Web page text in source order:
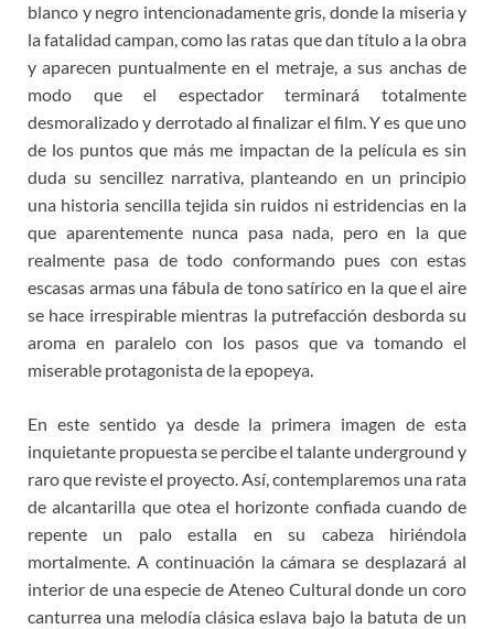
blanco y negro intencionadamente gris, donde la miseria y
la fatalidad campan, como las ratas que dan título a la obra
y aparecen puntualmente en el metraje, a sus anchas de
modo que el espectador terminará totalmente
desmoralizado y derrotado al finalizar el film. Y es que uno
de los puntos que más me impactan de la película es sin
duda su sencillez narrativa, planteando en un principio
una historia sencilla tejida sin ruidos ni estridencias en la
que aparentemente nunca pasa nada, pero en la que
realmente pasa de todo conformando pues con estas
escasas armas una fábula de tono satírico en la que el aire
se hace irrespirable mientras la putrefacción desborda su
aroma en paralelo con los pasos que va tomando el
miserable protagonista de la epopeya.
En este sentido ya desde la primera imagen de esta
inquietante propuesta se percibe el talante underground y
raro que reviste el proyecto. Así, contemplaremos una rata
de alcantarilla que otea el horizonte confiada cuando de
repente un palo estalla en su cabeza hiriéndola
mortalmente. A continuación la cámara se desplazará al
interior de una especie de Ateneo Cultural donde un coro
canturrea una melodía clásica eslava bajo la batuta de un